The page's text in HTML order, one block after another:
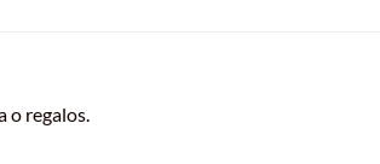
o regalos.